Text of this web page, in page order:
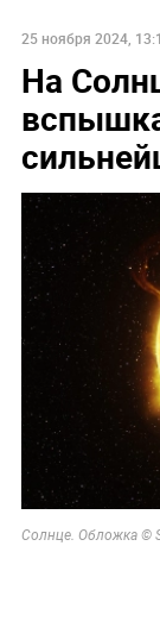
25 ноября 2024,
На
Солнце. Обложка ©